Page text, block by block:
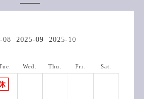
08 2025-09 2025-10
Wed. Thu. Fri. Sat.